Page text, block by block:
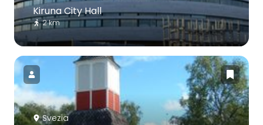
Kiruna City Hall
2 km
Svezia